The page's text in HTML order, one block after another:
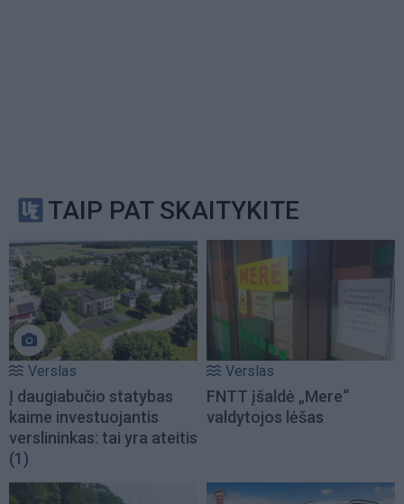
TAIP PAT SKAITYKITE
Verslas
Į daugiabučio statybas
kaime investuojantis
verslininkas: tai yra ateitis
(1)
Verslas
FNTT įšaldė „Mere“
valdytojos lėšas